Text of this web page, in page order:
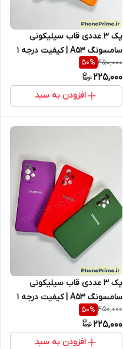
پک ۳ عددی قاب سیلیکونی
سامسونگ A53 | کیفیت درجه ۱
انبارگردانی (نقد و اقساط)
450,000
50%
225,000
افزودن به سبد
پک ۳ عددی قاب سیلیکونی
سامسونگ A53 | کیفیت درجه ۱
انبارگردانی (نقد و اقساط)
450,000
50%
225,000
افزودن به سبد